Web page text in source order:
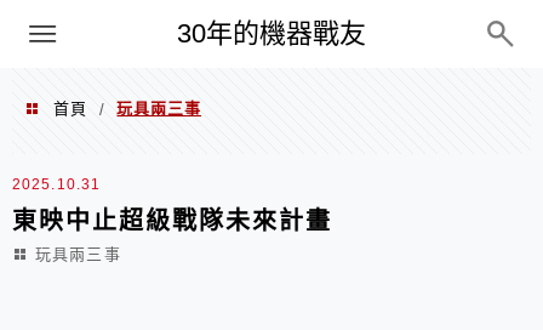
30年的機器戰友
PC
首頁 / 玩具兩三事
玩具兩三事
2025.10.31
東映中止超級戰隊未來計畫
玩具兩三事